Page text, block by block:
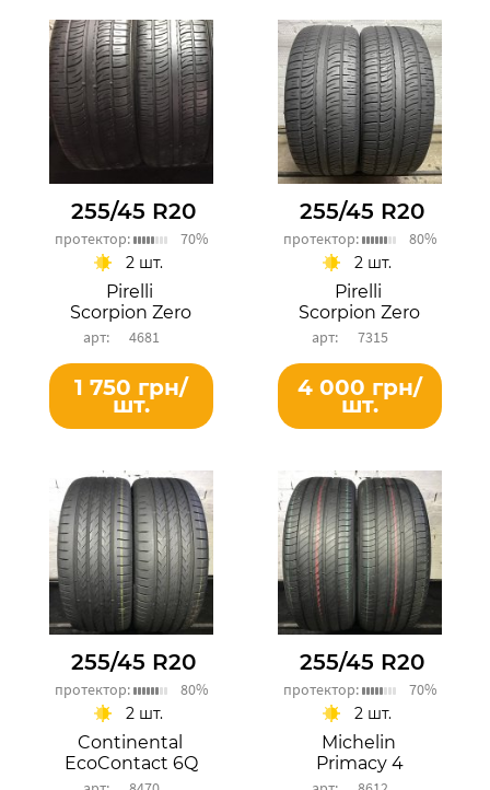
255/45 R20
протектор: 70%
Pirelli
Scorpion Zero
4681
2 шт.
1 750 грн/
шт.
255/45 R20
протектор: 80%
Pirelli
Scorpion Zero
7315
2 шт.
4 000 грн/
шт.
255/45 R20
протектор: 80%
Continental
EcoContact 6Q
2 шт.
255/45 R20
протектор: 70%
Michelin
Primacy 4
2 шт.